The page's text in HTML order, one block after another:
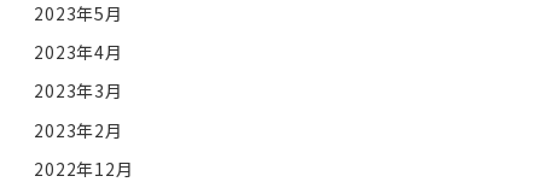
2023年5月
2023年4月
2023年3月
2023年2月
2022年12月